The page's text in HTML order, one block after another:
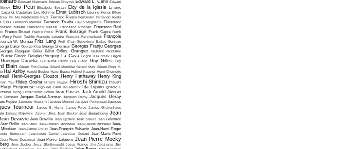
Edouard Niermans Edward Dmytryk Edward L. Cahn Edward
Elio Petri Elisabeta Bostan Eloy de la Iglesia
Emeric
Enzo G. Castellari Eric Rohmer Ernst Lubitsch Etienne Périer Ettore
Fei Mu Ferdinando Baldi Fernand Rivers Fernandel Fernando Ayala
Leo Fernando Mendez Fernando Trueba Flavio Mogherini
Florestano
Maselli Francesco Mazzei Francesco Prosperi Francesco Rosi
Franco Brusati Franco Rossi Frank Borzage Frank Capra Frank
Perry Frank Tashlin François Leterrier François Reichenbach François
W. Murnau Fritz Lang Fruit Chan Geneviève Baïlac Gennaro
Cukor George King George Sherman Georges Franju Georges
Rouquier Gilles Béhat Gilles Grangier
Giuliano Montaldo
Gordon Douglas Gregory La Cava Grigori Kazintsev Grigori
Gueorgui Danielia Guillaume Radot Guy Blanc Guy Gilles
Guy
Blain Gérard Frot-Coutaz Gérard Mordillat Gérard Oury Gérard Pirès H.
Hal Ashby Harold Becker Harry Essex Helmut Käutner Henri Chomette
Henri-Georges Clouzot Henry Hathaway Henry King
Yau Hideo Gosha Hiroshi Inagaki Hiroshi Shimizu Hiroshi
Hugo Fregonese Hugo del Carril Ian Merrick Ida Lupino Ignacio F.
Irving Lerner Ishiro Honda Ivan Passer Jack Arnold Jacques
Constant Jacques Daniel-Norman Jacques Demy Jacques Deray
Feyder Jacques Houssin Jacques Monnet Jacques Poitrenaud Jacques
Tourneur James B. Harris James Foley James Glickenhaus
Janusz Majewski Jaromil Jires Jean Becker Jean Benoît-Lévy Jean
Devaivre Jean Dréville Jean Epstein Jean Girault Jean Grémillon
Jean Rollin Jean Stelli Jean-Charles Tacchella Jean-Claude Brisseau Jean-
Missiaen Jean-Daniel Pollet Jean-François Stévenin Jean-Henri Roger
Bertuccelli Jean-Louis Daniel Jean-Luc Godard Jean-Marie Poiré
Jean-Pierre Desagnat Jean-Pierre Lefebvre Jean-Pierre Mocky
Jerry Zucker Jerzy Skolimowski Jesus Franco Jim Abrahams Jim